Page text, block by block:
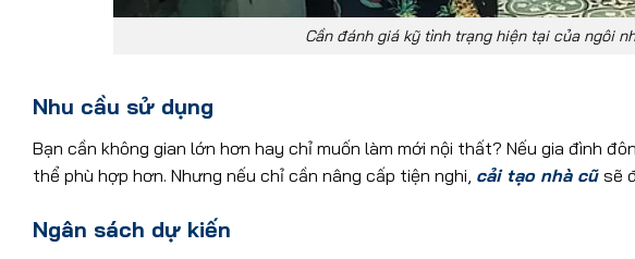
Cần đánh giá kỹ tình trạng hiện tại của ngôi
Nhu cầu sử dụng
Bạn cần không gian lớn hơn hay chỉ muốn làm mới nội thất? Nếu gia đình
thể phù hợp hơn. Nhưng nếu chỉ cần nâng cấp tiện nghi, cải tạo nhà cũ sẽ
Ngân sách dự kiến